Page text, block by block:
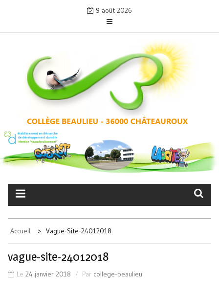
content
9 août 2026
COLLÈGE BEAULIEU –
CHÂTEAUROUX
Accueil Vague-Site-24012018
vague-site-24012018
Le 24 janvier 2018 Par college-beaulieu